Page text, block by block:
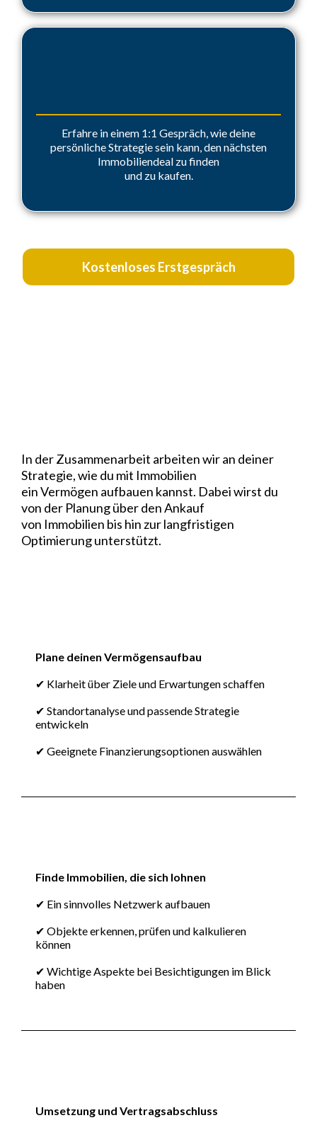
Erfahre in einem 1:1 Gespräch, wie deine
persönliche Strategie sein kann, den nächsten
Immobiliendeal zu finden
und zu kaufen.
Kostenloses Erstgespräch
In der Zusammenarbeit arbeiten wir an deiner
Strategie, wie du mit Immobilien
ein Vermögen aufbauen kannst. Dabei wirst du
von der Planung über den Ankauf
von Immobilien bis hin zur langfristigen
Optimierung unterstützt.
Plane deinen Vermögensaufbau
✔ Klarheit über Ziele und Erwartungen schaffen
✔ Standortanalyse und passende Strategie
entwickeln
✔ Geeignete Finanzierungsoptionen auswählen
Finde Immobilien, die sich lohnen
✔ Ein sinnvolles Netzwerk aufbauen
✔ Objekte erkennen, prüfen und kalkulieren
können
✔ Wichtige Aspekte bei Besichtigungen im Blick
haben
Umsetzung und Vertragsabschluss